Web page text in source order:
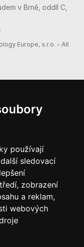
používají
sledovací
zobrazení
a reklam,
webových
v Brně, oddíl C,
Europe, s.r.o. - All
republika